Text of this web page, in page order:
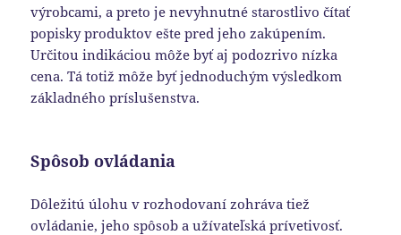
výrobcami, a preto je nevyhnutné starostlivo čítať
popisky produktov ešte pred jeho zakúpením.
Určitou indikáciou môže byť aj podozrivo nízka
cena. Tá totiž môže byť jednoduchým výsledkom
základného príslušenstva.
Spôsob ovládania
Dôležitú úlohu v rozhodovaní zohráva tiež
ovládanie, jeho spôsob a užívateľská prívetivosť.